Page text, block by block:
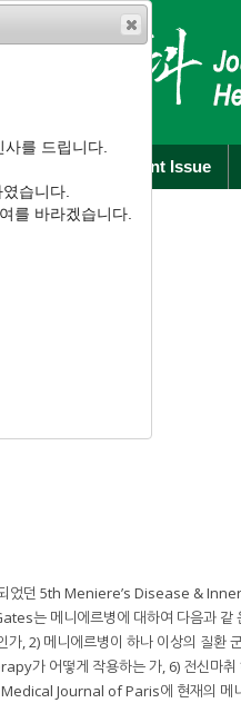
Current Issue
(1): 3-13
되었던 5th Meniere’s Disease &
메니에르병에 대하여 다음과 같
, 2) 메니에르병이 하나 이상의 질환
가 어떻게 작용하는 가, 6) 전신마취
Journal of Paris에 현재의 메
를 드립니다.
습니다.
를 바라겠습니다.